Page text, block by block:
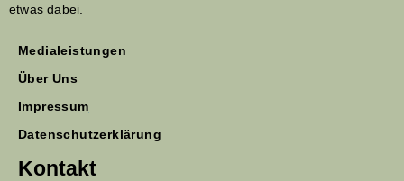
etwas dabei.
Medialeistungen
Über Uns
Impressum
Datenschutzerklärung
Kontakt